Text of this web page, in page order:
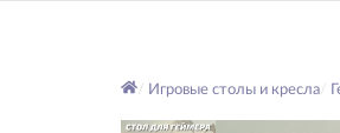
Игровые столы и кресла